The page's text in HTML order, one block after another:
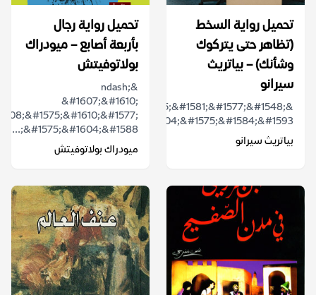
تحميل رواية السخط
(تظاهر حتى يتركوك
وشأنك) – بياتريث
سيرانو
&laquo;&#1605;&#1585;&#1581;&#1577;&#1548;
&#1608;&#1604;&#1575;&#1584;&#1593;&#...
بياتريث سيرانو
تحميل رواية رجال
بأربعة أصابع – ميودراك
بولاتوفيتش
&ndash;
&#1607;&#1610;
&#1575;&#1604;&#1588;...
ميودراك بولاتوفيتش